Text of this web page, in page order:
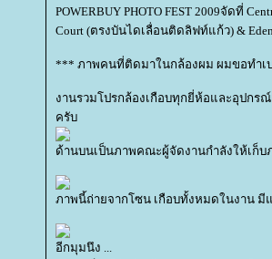
POWERBUY PHOTO FEST 2009จัดที่
Court (ตรงบันไดเลื่อนติดลิฟท์แก้ว) &
*** ภาพคนที่ติดมาในกล้องผม ผมขอทำเ
งานรวมโปรกล้องเกือบทุกยี่ห้อและอุปกร
ครับ
ด้านบนเป็นภาพคณะผู้จัดงานกำลังให้เก็
ภาพนี้ถ่ายจากโซน เกือบทั้งหมดในงาน
อีกมุมนึง ...